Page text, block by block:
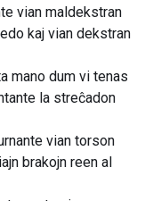
vian maldekstran
kaj vian dekstran
mano dum vi tenas
la streĉadon
vian torson
brakojn reen al